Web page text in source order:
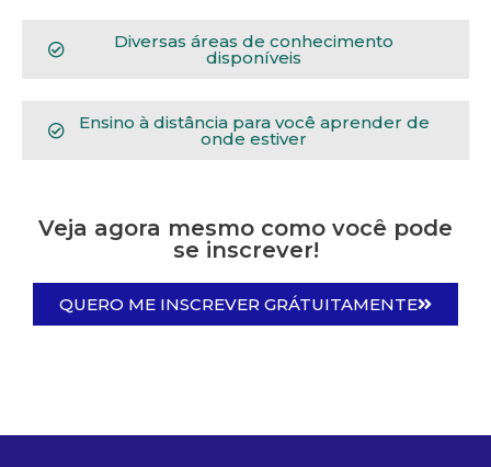
Diversas áreas de conhecimento
disponíveis
Ensino à distância para você aprender de
onde estiver
Veja agora mesmo como você pode
se inscrever!
QUERO ME INSCREVER GRÁTUITAMENTE